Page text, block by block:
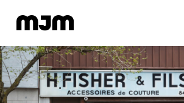
Homepage